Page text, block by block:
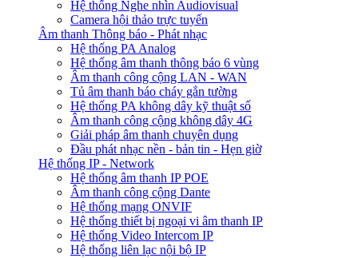
Hệ thống Nghe nhìn Audiovisual
Camera hội thảo trực tuyến
Âm thanh Thông báo - Phát nhạc
Hệ thống PA Analog
Hệ thống âm thanh thông báo 6 vùng
Âm thanh công cộng LAN - WAN
Tủ âm thanh báo cháy gắn tường
Hệ thống PA không dây kỹ thuật số
Âm thanh công cộng không dây 4G
Giải pháp âm thanh chuyên dụng
Đầu phát nhạc nền - bản tin - Hẹn giờ
Hệ thống IP - Network
Hệ thống âm thanh IP POE
Âm thanh công cộng Dante
Hệ thống mạng ONVIF
Hệ thống thiết bị ngoại vi âm thanh IP
Hệ thống Video Intercom IP
Hệ thống liên lạc nội bộ IP